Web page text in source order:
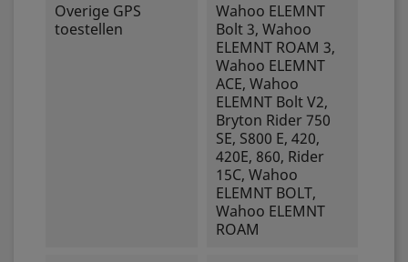
Overige GPS
toestellen
Wahoo ELEMNT
Bolt 3, Wahoo
ELEMNT ROAM 3,
Wahoo ELEMNT
ACE, Wahoo
ELEMNT Bolt V2,
Bryton Rider 750
SE, S800 E, 420,
420E, 860, Rider
15C, Wahoo
ELEMNT BOLT,
Wahoo ELEMNT
ROAM